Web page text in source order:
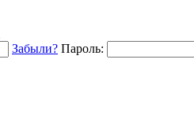
Забыли? Пароль: